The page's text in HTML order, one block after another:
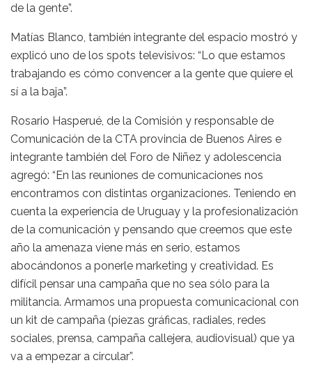
de la gente”.
Matías Blanco, también integrante del espacio mostró y
explicó uno de los spots televisivos: “Lo que estamos
trabajando es cómo convencer a la gente que quiere el
sí a la baja”.
Rosario Hasperué, de la Comisión y responsable de
Comunicación de la CTA provincia de Buenos Aires e
integrante también del Foro de Niñez y adolescencia
agregó: “En las reuniones de comunicaciones nos
encontramos con distintas organizaciones. Teniendo en
cuenta la experiencia de Uruguay y la profesionalización
de la comunicación y pensando que creemos que este
año la amenaza viene más en serio, estamos
abocándonos a ponerle marketing y creatividad. Es
difícil pensar una campaña que no sea sólo para la
militancia. Armamos una propuesta comunicacional con
un kit de campaña (piezas gráficas, radiales, redes
sociales, prensa, campaña callejera, audiovisual) que ya
va a empezar a circular”.